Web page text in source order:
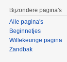
Bijzondere pagina's
Alle pagina's
Beginnetjes
Willekeurige pagina
Zandbak